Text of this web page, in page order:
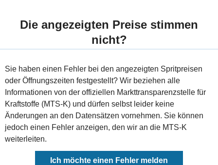
Die angezeigten Preise stimmen
nicht?
Sie haben einen Fehler bei den angezeigten Spritpreisen
oder Öffnungszeiten festgestellt? Wir beziehen alle
Informationen von der offiziellen Markttransparenzstelle für
Kraftstoffe (MTS-K) und dürfen selbst leider keine
Änderungen an den Datensätzen vornehmen. Sie können
jedoch einen Fehler anzeigen, den wir an die MTS-K
weiterleiten.
Ich möchte einen Fehler melden